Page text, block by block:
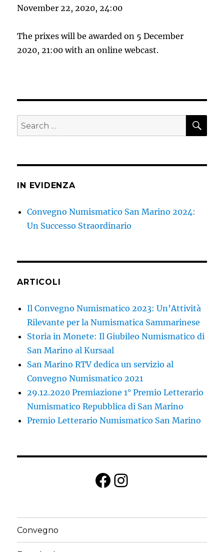
November 22, 2020, 24:00
The prixes will be awarded on 5 December
2020, 21:00 with an online webcast.
Search
for:
IN EVIDENZA
Convegno Numismatico San Marino 2024:
Un Successo Straordinario
ARTICOLI
Il Convegno Numismatico 2023: Un’Attività
Rilevante per la Numismatica Sammarinese
Storia in Monete: Il Giubileo Numismatico di
San Marino al Kursaal
San Marino RTV dedica un servizio al
Convegno Numismatico 2021
29.12.2020 Premiazione 1° Premio Letterario
Numismatico Repubblica di San Marino
Premio Letterario Numismatico San Marino
Facebook
Instagram
Convegno